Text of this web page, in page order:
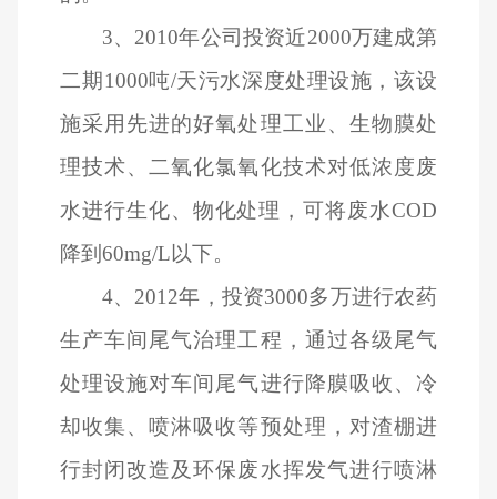
3、2010年公司投资近2000万建成第
二期1000吨/天污水深度处理设施，该设
施采用先进的好氧处理工业、生物膜处
理技术、二氧化氯氧化技术对低浓度废
水进行生化、物化处理，可将废水COD
降到60mg/L以下。
4、2012年，投资3000多万进行农药
生产车间尾气治理工程，通过各级尾气
处理设施对车间尾气进行降膜吸收、冷
却收集、喷淋吸收等预处理，对渣棚进
行封闭改造及环保废水挥发气进行喷淋